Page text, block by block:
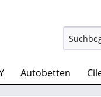
Autobetten